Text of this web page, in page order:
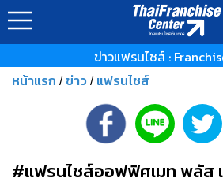
ข่าวแฟรนไชส์ :
หน้าแรก / ข่าว / แฟรนไชส์
#แฟรนไชส์ออฟฟิศเมท พลัส